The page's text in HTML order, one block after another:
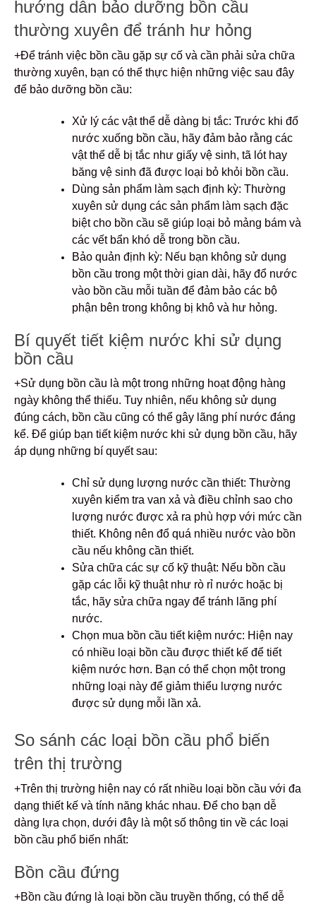
hướng dẫn bảo dưỡng bồn cầu
thường xuyên để tránh hư hỏng
+Để tránh việc bồn cầu gặp sự cố và cần phải sửa chữa
thường xuyên, bạn có thể thực hiện những việc sau đây
để bảo dưỡng bồn cầu:
Xử lý các vật thể dễ dàng bị tắc: Trước khi đổ
nước xuống bồn cầu, hãy đảm bảo rằng các
vật thể dễ bị tắc như giấy vệ sinh, tã lót hay
băng vệ sinh đã được loại bỏ khỏi bồn cầu.
Dùng sản phẩm làm sạch định kỳ: Thường
xuyên sử dụng các sản phẩm làm sạch đặc
biệt cho bồn cầu sẽ giúp loại bỏ mảng bám và
các vết bẩn khó dễ trong bồn cầu.
Bảo quản định kỳ: Nếu bạn không sử dụng
bồn cầu trong một thời gian dài, hãy đổ nước
vào bồn cầu mỗi tuần để đảm bảo các bộ
phận bên trong không bị khô và hư hỏng.
Bí quyết tiết kiệm nước khi sử dụng
bồn cầu
+Sử dụng bồn cầu là một trong những hoạt động hàng
ngày không thể thiếu. Tuy nhiên, nếu không sử dụng
đúng cách, bồn cầu cũng có thể gây lãng phí nước đáng
kể. Để giúp bạn tiết kiệm nước khi sử dụng bồn cầu, hãy
áp dụng những bí quyết sau:
Chỉ sử dụng lượng nước cần thiết: Thường
xuyên kiểm tra van xả và điều chỉnh sao cho
lượng nước được xả ra phù hợp với mức cần
thiết. Không nên đổ quá nhiều nước vào bồn
cầu nếu không cần thiết.
Sửa chữa các sự cố kỹ thuật: Nếu bồn cầu
gặp các lỗi kỹ thuật như rò rỉ nước hoặc bị
tắc, hãy sửa chữa ngay để tránh lãng phí
nước.
Chọn mua bồn cầu tiết kiệm nước: Hiện nay
có nhiều loại bồn cầu được thiết kế để tiết
kiệm nước hơn. Bạn có thể chọn một trong
những loại này để giảm thiểu lượng nước
được sử dụng mỗi lần xả.
So sánh các loại bồn cầu phổ biến
trên thị trường
+Trên thị trường hiện nay có rất nhiều loại bồn cầu với đa
dạng thiết kế và tính năng khác nhau. Để cho bạn dễ
dàng lựa chọn, dưới đây là một số thông tin về các loại
bồn cầu phổ biến nhất:
Bồn cầu đứng
+Bồn cầu đứng là loại bồn cầu truyền thống, có thể dễ